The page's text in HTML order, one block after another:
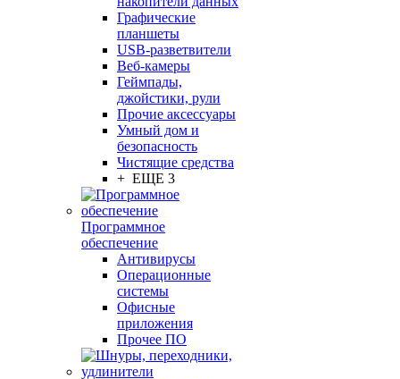
Графические
планшеты
USB-разветвители
Веб-камеры
Геймпады,
джойстики, рули
Прочие аксессуары
Умный дом и
безопасность
Чистящие средства
+ ЕЩЕ 3
Программное
обеспечение
Антивирусы
Операционные
системы
Офисные
приложения
Прочее ПО